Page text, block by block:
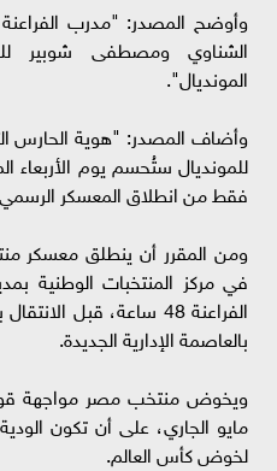
وأوضح المصدر: "مدرب
الشناوي ومصطفى شوبير
المونديال".
وأضاف المصدر: "هوية الحارس
فقط من انطلاق المعسكر
ومن المقرر أن ينطلق معسكر
الفراعنة 48 ساعة، قبل
بالعاصمة الإدارية الجديدة.
مايو الجاري، على أن تكون
لخوض كأس العالم.